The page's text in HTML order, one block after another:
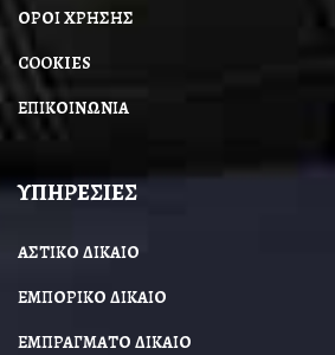
ΟΡΟΙ ΧΡΗΣΗΣ
COOKIES
ΕΠΙΚΟΙΝΩΝΙΑ
ΥΠΗΡΕΣΙΕΣ
ΑΣΤΙΚΟ ΔΙΚΑΙΟ
ΕΜΠΟΡΙΚΟ ΔΙΚΑΙΟ
ΕΜΠΡΑΓΜΑΤΟ ΔΙΚΑΙΟ